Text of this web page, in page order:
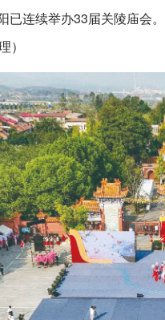
已连续举办33届关陵庙会
）